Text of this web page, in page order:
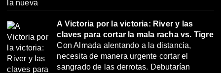
A Victoria por la victoria: River y las
claves para cortar la mala racha vs. Tigre
Con Almada alentando a la distancia,
necesita de manera urgente cortar el
sangrado de las derrotas. Debutarían